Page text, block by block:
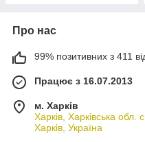
Про нас
99% позитивних з 411
Працює з 16.07.2013
м. Харків
Харків, Харківська
Харків, Україна